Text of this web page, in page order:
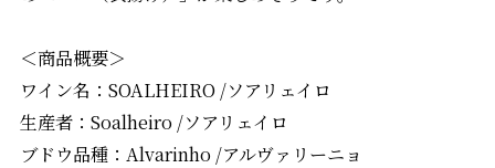
＜商品概要＞
ワイン名：SOALHEIRO /ソアリェイロ
生産者：Soalheiro /ソアリェイロ
ブドウ品種：Alvarinho /アルヴァリーニョ